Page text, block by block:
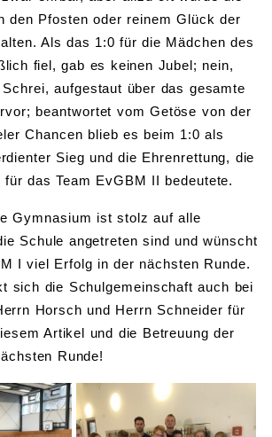
den Pfosten oder reinem Glück der
Als das 1:0 für die Mädchen des
fiel, gab es keinen Jubel; nein,
aufgestaut über das gesamte
beantwortet vom Getöse von der
Chancen blieb es beim 1:0 als
Sieg und die Ehrenrettung, die
das Team EvGBM II bedeutete.
Gymnasium ist stolz auf alle
Schule angetreten sind und wünscht
I viel Erfolg in der nächsten Runde.
sich die Schulgemeinschaft auch bei
Horsch und Herrn Schneider für
Artikel und die Betreuung der
Runde!